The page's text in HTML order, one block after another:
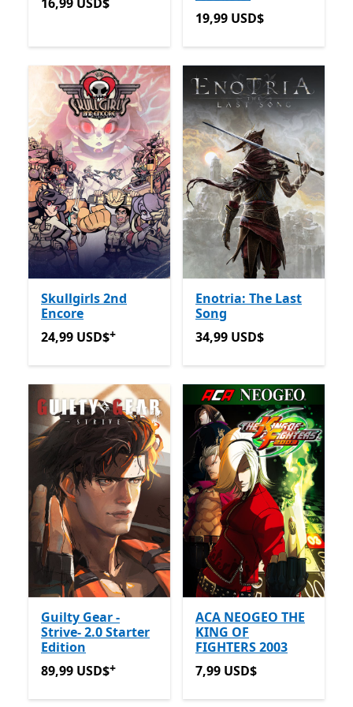
19,99 USD$
19,99 USD$
Skullgirls 2nd
Encore
24,99 USD$Ofertas em compras de aplicações
24,99 USD$+
Enotria: The Last
Song
34,99 USD$
34,99 USD$
Guilty Gear -
Strive- 2.0 Starter
Edition
89,99 USD$Ofertas em compras de aplicações
89,99 USD$+
ACA NEOGEO THE
KING OF
FIGHTERS 2003
7,99 USD$
7,99 USD$